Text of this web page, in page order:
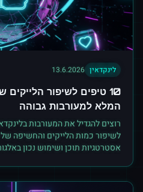
לינקדאין 13.6.2026
10 טיפים לשיפור
המלא למעורבות גבוהה
לשיפור כמות הלייקים והחשיפה
אסטרטגיות תוכן ושימוש נכון